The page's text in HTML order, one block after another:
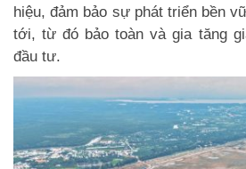
hiệu, đảm bảo sự phát triển bền
tới, từ đó bảo toàn và gia tăng
đầu tư.